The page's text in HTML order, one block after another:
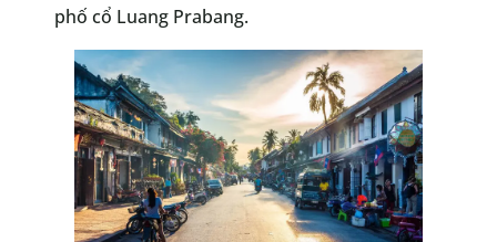
phố cổ Luang Prabang.